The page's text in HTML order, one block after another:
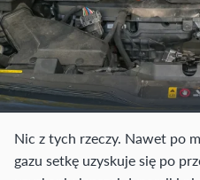
Nic z tych rzeczy. Nawet po
gazu setkę uzyskuje się po